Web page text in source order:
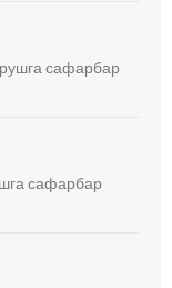
сафарбар
сафарбар